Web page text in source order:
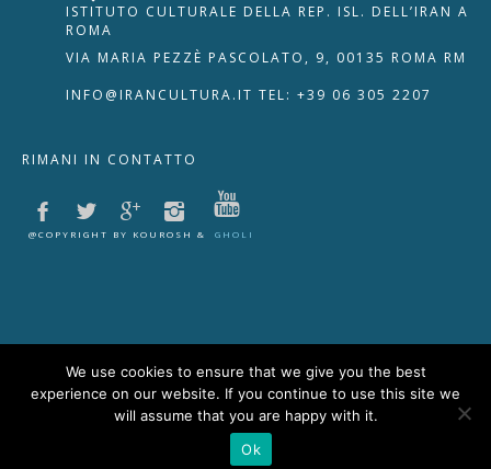
ISTITUTO CULTURALE DELLA REP. ISL. DELL’IRAN A
ROMA
VIA MARIA PEZZÈ PASCOLATO, 9, 00135 ROMA RM
INFO@IRANCULTURA.IT TEL: +39 06 305 2207
RIMANI IN CONTATTO
@COPYRIGHT BY KOUROSH & GHOLI
We use cookies to ensure that we give you the best
experience on our website. If you continue to use this site we
will assume that you are happy with it.
Ok
RIPRISTINA 🇮🇹 🇬🇧
Disattiva Immagini
Evidenzia Link
Lettura Vocale Leggi
Segnala Problema